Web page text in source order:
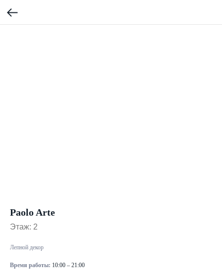
Paolo Arte
Этаж: 2
Лепной декор
Время работы: 10:00 – 21:00